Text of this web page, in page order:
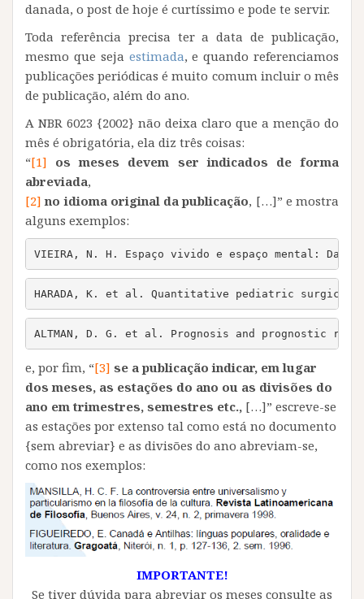
danada, o post de hoje é curtíssimo e pode te servir.
Toda referência precisa ter a data de publicação,
mesmo que seja estimada, e quando referenciamos
publicações periódicas é muito comum incluir o mês
de publicação, além do ano.
A NBR 6023 {2002} não deixa claro que a menção do
mês é obrigatória, ela diz três coisas:
“[1] os meses devem ser indicados de forma
abreviada,
[2] no idioma original da publicação, […]” e mostra
alguns exemplos:
VIEIRA, N. H. Espaço vivido e espaço mental:
HARADA, K. et al. Quantitative pediatric surgical
ALTMAN, D. G. et al. Prognosis and prognostic
e, por fim, “[3] se a publicação indicar, em lugar
dos meses, as estações do ano ou as divisões do
ano em trimestres, semestres etc., […]” escreve-se
as estações por extenso tal como está no documento
{sem abreviar} e as divisões do ano abreviam-se,
como nos exemplos:
IMPORTANTE!
Se tiver dúvida para abreviar os meses consulte as